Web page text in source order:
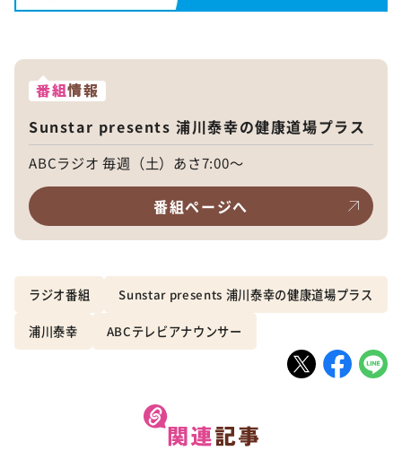
番組情報
Sunstar presents 浦川泰幸の健康道場プラス
ABCラジオ 毎週（土）あさ7:00～
番組ページへ
ラジオ番組 Sunstar presents 浦川泰幸の健康道場プラス
浦川泰幸 ABCテレビアナウンサー